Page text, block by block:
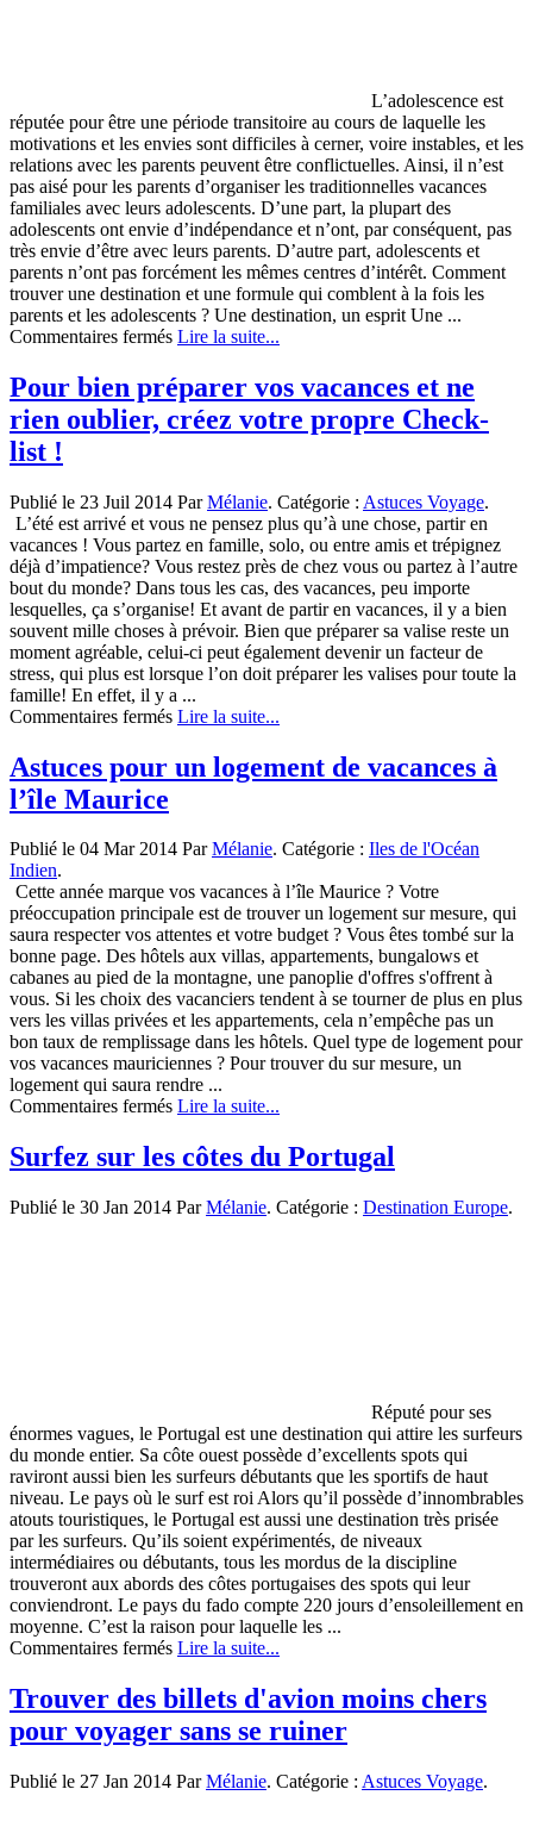
L’adolescence est
réputée pour être une période transitoire au cours de laquelle les
motivations et les envies sont difficiles à cerner, voire instables, et les
relations avec les parents peuvent être conflictuelles. Ainsi, il n’est
pas aisé pour les parents d’organiser les traditionnelles vacances
familiales avec leurs adolescents. D’une part, la plupart des
adolescents ont envie d’indépendance et n’ont, par conséquent, pas
très envie d’être avec leurs parents. D’autre part, adolescents et
parents n’ont pas forcément les mêmes centres d’intérêt. Comment
trouver une destination et une formule qui comblent à la fois les
parents et les adolescents ? Une destination, un esprit Une ...
Commentaires ferméssur
choix
de
vacances
?
Lire la suite...
Pour bien préparer vos vacances et ne
rien oublier, créez votre propre Check-
list !
Publié le 23 Juil 2014 ParMélanie. Catégorie : Astuces Voyage.
L’été est arrivé et vous ne pensez plus qu’à une chose, partir en
vacances ! Vous partez en famille, solo, ou entre amis et trépignez
déjà d’impatience? Vous restez près de chez vous ou partez à l’autre
bout du monde? Dans tous les cas, des vacances, peu importe
lesquelles, ça s’organise! Et avant de partir en vacances, il y a bien
souvent mille choses à prévoir. Bien que préparer sa valise reste un
moment agréable, celui-ci peut également devenir un facteur de
stress, qui plus est lorsque l’on doit préparer les valises pour toute la
famille! En effet, il y a ...
Commentaires ferméssur
préparer
et
rien
oublier,
créez
votre
propre
Check-
list !
Lire la suite...
Astuces pour un logement de vacances à
l’île Maurice
Publié le 04 Mar 2014 ParMélanie. Catégorie : Iles de l'Océan
Indien.
Cette année marque vos vacances à l’île Maurice ? Votre
préoccupation principale est de trouver un logement sur mesure, qui
saura respecter vos attentes et votre budget ? Vous êtes tombé sur la
bonne page. Des hôtels aux villas, appartements, bungalows et
cabanes au pied de la montagne, une panoplie d'offres s'offrent à
vous. Si les choix des vacanciers tendent à se tourner de plus en plus
vers les villas privées et les appartements, cela n’empêche pas un
bon taux de remplissage dans les hôtels. Quel type de logement pour
vos vacances mauriciennes ? Pour trouver du sur mesure, un
logement qui saura rendre ...
Commentaires ferméssur
pour
un
de
Lire la suite...
Surfez sur les côtes du Portugal
Publié le 30 Jan 2014 ParMélanie. Catégorie : Destination Europe.
Réputé pour ses
énormes vagues, le Portugal est une destination qui attire les surfeurs
du monde entier. Sa côte ouest possède d’excellents spots qui
raviront aussi bien les surfeurs débutants que les sportifs de haut
niveau. Le pays où le surf est roi Alors qu’il possède d’innombrables
atouts touristiques, le Portugal est aussi une destination très prisée
par les surfeurs. Qu’ils soient expérimentés, de niveaux
intermédiaires ou débutants, tous les mordus de la discipline
trouveront aux abords des côtes portugaises des spots qui leur
conviendront. Le pays du fado compte 220 jours d’ensoleillement en
moyenne. C’est la raison pour laquelle les ...
Commentaires ferméssur
sur
les
côtes
Portugal
Lire la suite...
Trouver des billets d'avion moins chers
pour voyager sans se ruiner
Publié le 27 Jan 2014 ParMélanie. Catégorie : Astuces Voyage.